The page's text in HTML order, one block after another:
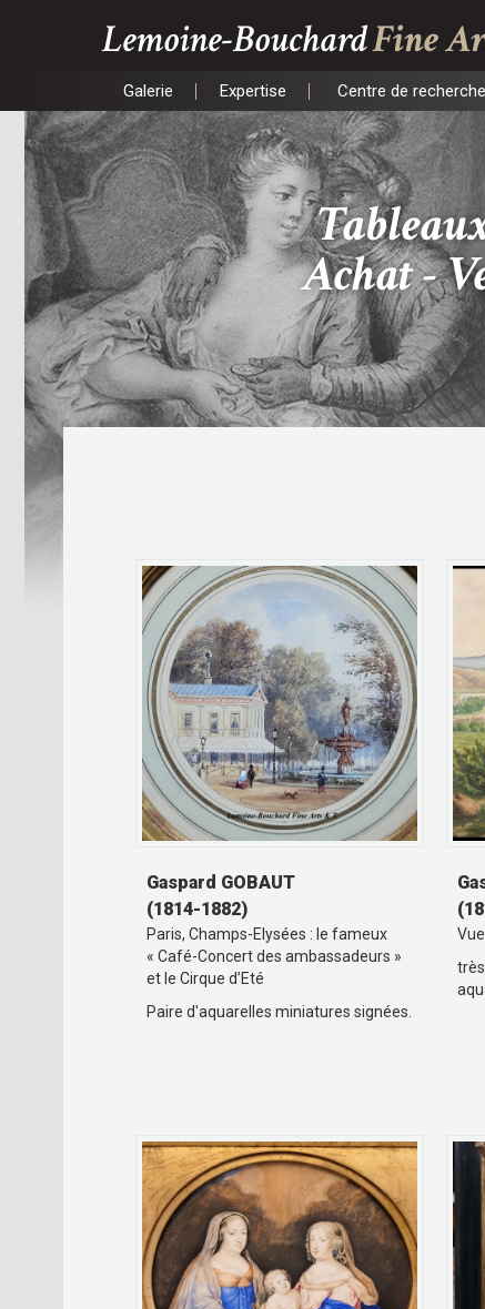
Lemoine-BouchardFine
Galerie
Galerie Expertise
Expertise Centre de
Centre de
Achat -
Gaspard GOBAUT
(1814-1882)
Paris, Champs-Elysées : le fameux
« Café-Concert des ambassadeurs »
et le Cirque d’Eté
Paire d'aquarelles miniatures signées.